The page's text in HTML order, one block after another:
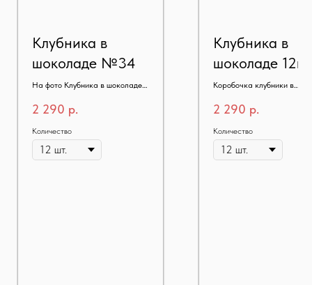
Клубника в
шоколаде №34
На фото Клубника в шоколаде
2 290 р.
Количество
Клубника в
шоколаде
Коробочка клубники в
2 290 р.
Количество